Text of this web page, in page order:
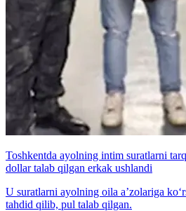
Toshkentda ayolning intim suratlarni
dollar talab qilgan erkak ushlandi
U suratlarni ayolning oila a’zolariga
tahdid qilib, pul talab qilgan.